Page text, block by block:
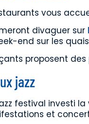
vous
divaguer sur
end sur les
proposent
jazz
festival investi
et